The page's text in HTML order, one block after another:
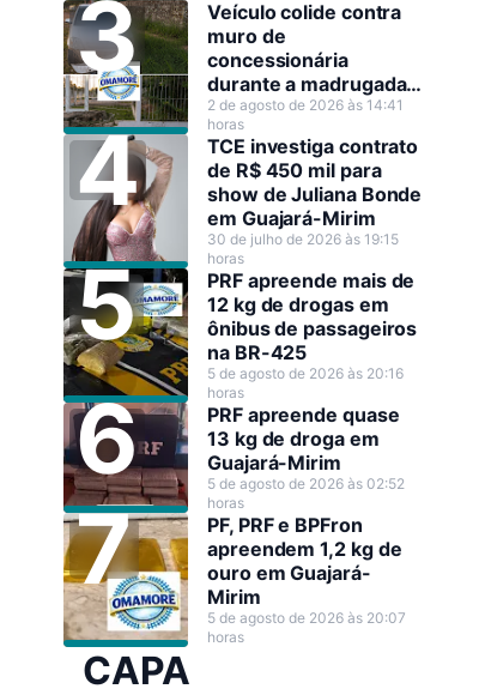
Veículo colide contra
muro de
concessionária
durante a madrugada
em Guajará-Mirim
2 de agosto de 2026 às 14:41
horas
TCE investiga contrato
de R$ 450 mil para
show de Juliana Bonde
em Guajará-Mirim
30 de julho de 2026 às 19:15
horas
PRF apreende mais de
12 kg de drogas em
ônibus de passageiros
na BR-425
5 de agosto de 2026 às 20:16
horas
PRF apreende quase
13 kg de droga em
Guajará-Mirim
5 de agosto de 2026 às 02:52
horas
PF, PRF e BPFron
apreendem 1,2 kg de
ouro em Guajará-
Mirim
5 de agosto de 2026 às 20:07
horas
CAPA